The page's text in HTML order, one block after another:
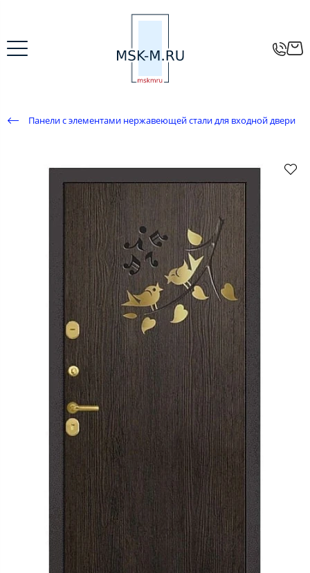
Панели с элементами нержавеющей стали для входной двери